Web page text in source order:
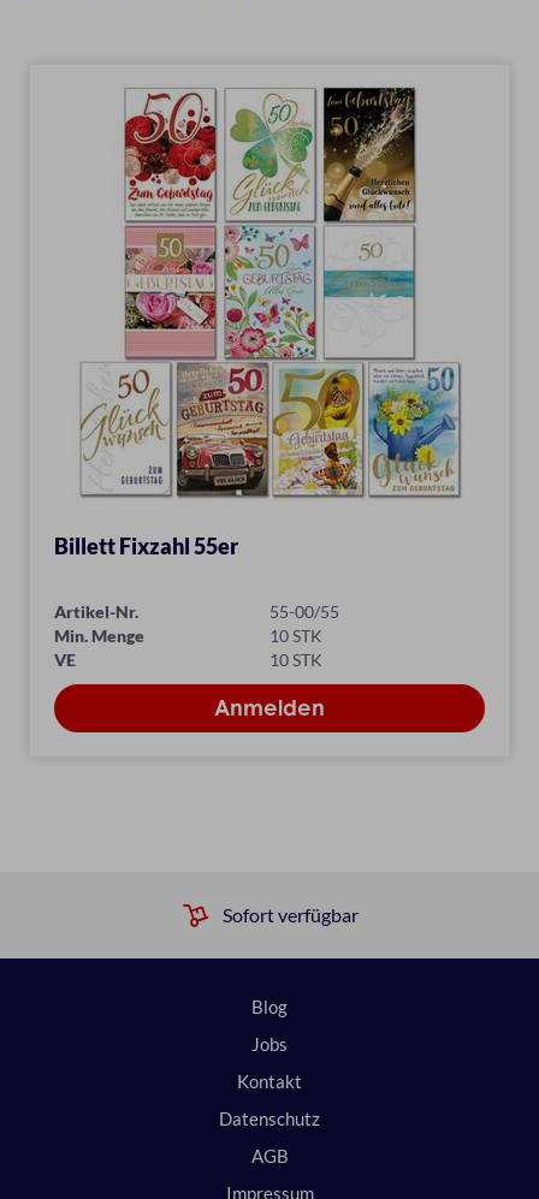
Billett Fixzahl 55er
Artikel-Nr.
55-00/55
Min. Menge
10 STK
VE
10 STK
Sofort verfügbar
Blog
Jobs
Kontakt
Datenschutz
AGB
Impressum